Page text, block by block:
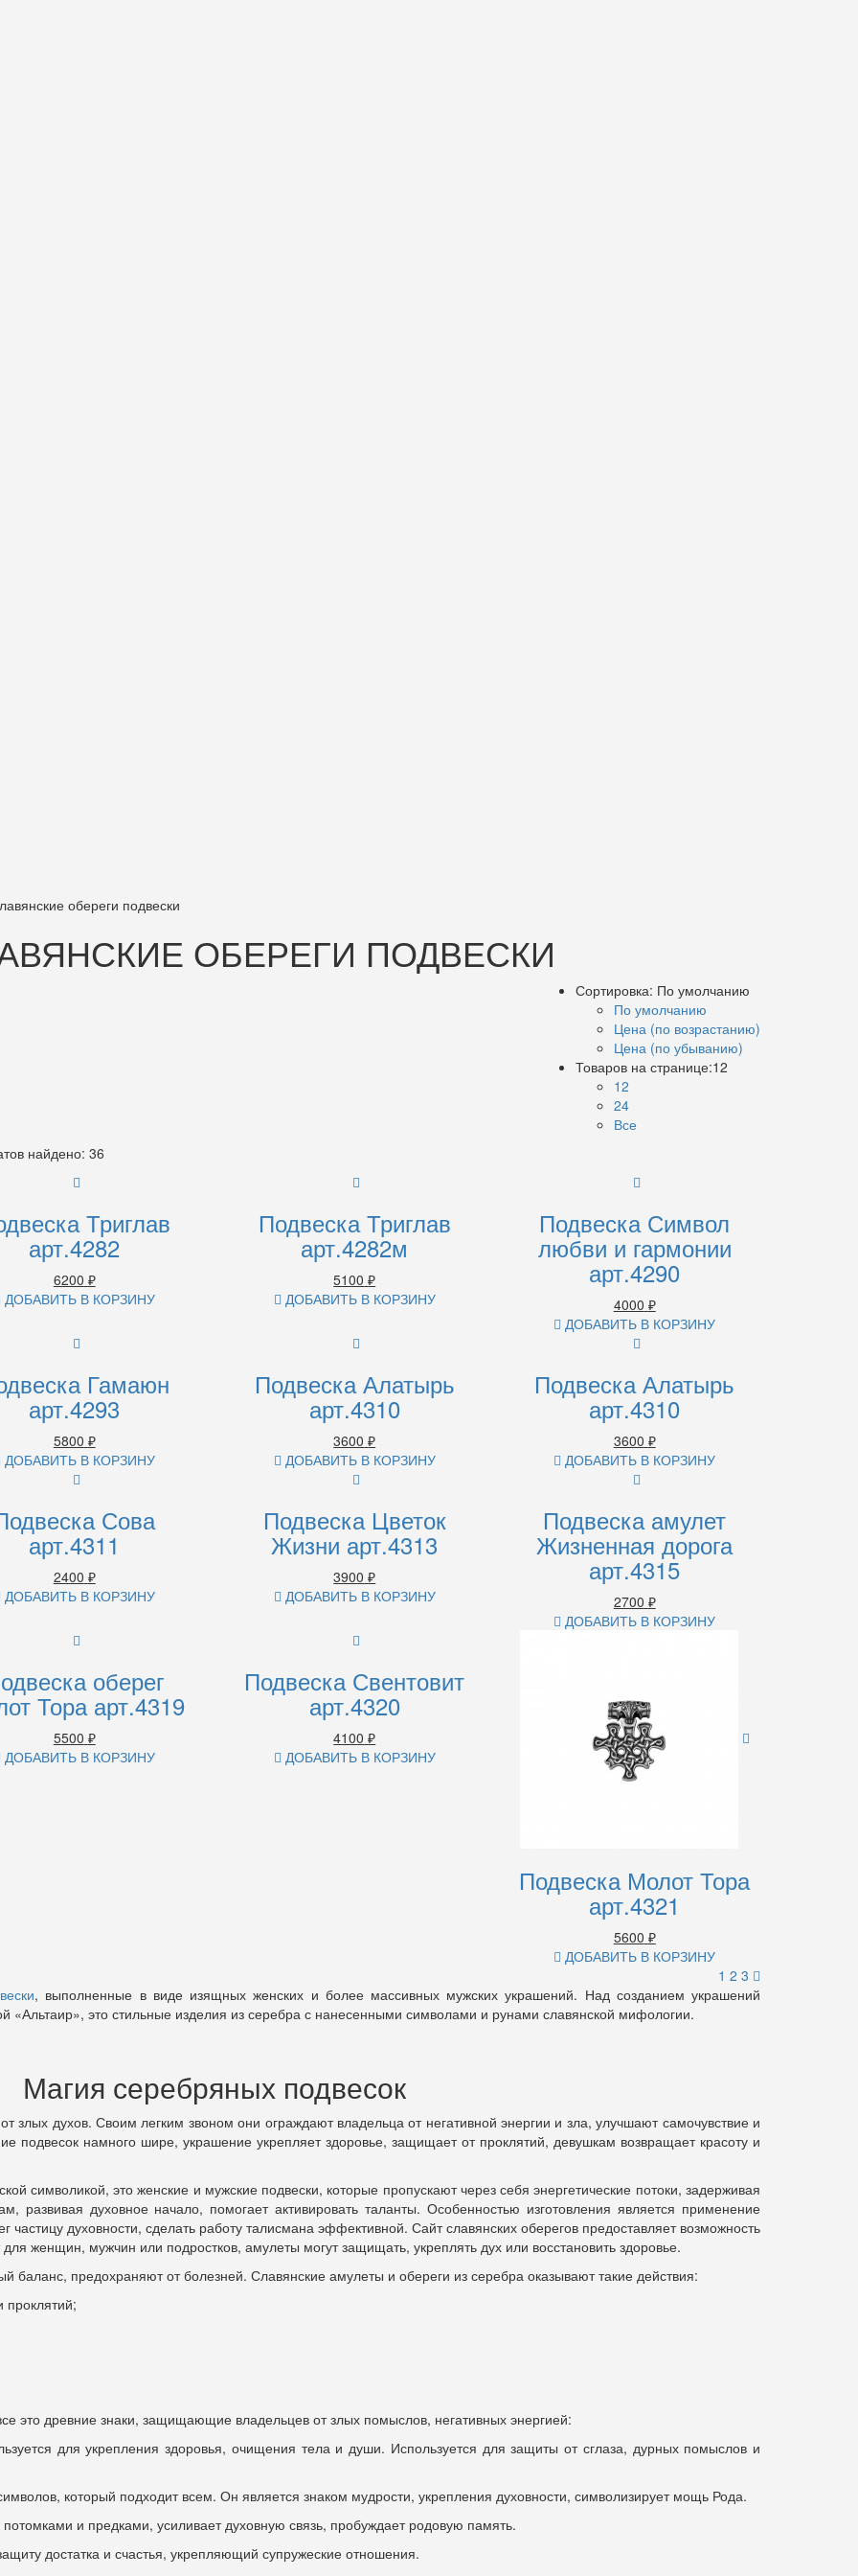
обереги подвески
ОБЕРЕГИ ПОДВЕСКИ
Сортировка: По умолчанию
По умолчанию
Цена (по возрастанию)
Цена (по убыванию)
Товаров на странице:12
12
24
Все
найдено: 36
Триглав
арт.4282
6200 ₽
ДОБАВИТЬ В КОРЗИНУ
Подвеска Триглав
арт.4282м
5100 ₽
ДОБАВИТЬ В КОРЗИНУ
Подвеска Символ
любви и гармонии
арт.4290
4000 ₽
ДОБАВИТЬ В КОРЗИНУ
Гамаюн
арт.4293
5800 ₽
ДОБАВИТЬ В КОРЗИНУ
Подвеска Алатырь
арт.4310
3600 ₽
ДОБАВИТЬ В КОРЗИНУ
Подвеска Алатырь
арт.4310
3600 ₽
ДОБАВИТЬ В КОРЗИНУ
Сова
арт.4311
2400 ₽
ДОБАВИТЬ В КОРЗИНУ
Подвеска Цветок
Жизни арт.4313
3900 ₽
ДОБАВИТЬ В КОРЗИНУ
Подвеска амулет
Жизненная дорога
арт.4315
2700 ₽
ДОБАВИТЬ В КОРЗИНУ
оберег
Тора арт.4319
5500 ₽
ДОБАВИТЬ В КОРЗИНУ
Подвеска Свентовит
арт.4320
4100 ₽
ДОБАВИТЬ В КОРЗИНУ
Подвеска Молот Тора
арт.4321
5600 ₽
ДОБАВИТЬ В КОРЗИНУ
1 2 3
, выполненные в виде изящных женских и более массивных мужских украшений. Над созданием украшений
это стильные изделия из серебра с нанесенными символами и рунами славянской мифологии.
Магия серебряных подвесок
злых духов. Своим легким звоном они ограждают владельца от негативной энергии и зла, улучшают самочувствие и
подвесок намного шире, украшение укрепляет здоровье, защищает от проклятий, девушкам возвращает красоту и
символикой, это женские и мужские подвески, которые пропускают через себя энергетические потоки, задерживая
развивая духовное начало, помогает активировать таланты. Особенностью изготовления является применение
частицу духовности, сделать работу талисмана эффективной. Сайт славянских оберегов предоставляет возможность
женщин, мужчин или подростков, амулеты могут защищать, укреплять дух или восстановить здоровье.
баланс, предохраняют от болезней. Славянские амулеты и обереги из серебра оказывают такие действия:
проклятий;
это древние знаки, защищающие владельцев от злых помыслов, негативных энергией:
для укрепления здоровья, очищения тела и души. Используется для защиты от сглаза, дурных помыслов и
который подходит всем. Он является знаком мудрости, укрепления духовности, символизирует мощь Рода.
и предками, усиливает духовную связь, пробуждает родовую память.
достатка и счастья, укрепляющий супружеские отношения.